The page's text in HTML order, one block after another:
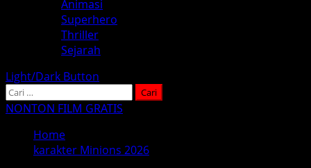
Animasi
Superhero
Thriller
Sejarah
Light/Dark Button
Cari
untuk:
NONTON FILM GRATIS
Home
karakter Minions 2026